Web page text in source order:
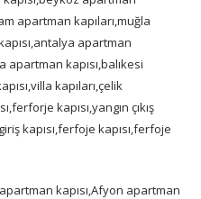
apartman kapıları,muğla
apartman
apartman kapısı,balıkesi
kapıları,çelik
kapısı,yangın çıkış
kapısı,ferfoje kapısı,ferfoje
kapısı,Afyon apartman